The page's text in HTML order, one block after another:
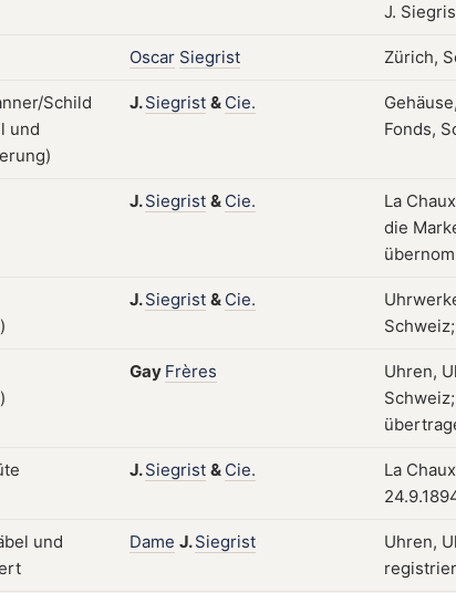
J.
Oscar Siegrist Zürich,
J.Siegrist & Cie.
Fonds,
J.Siegrist & Cie.
La
die
J.Siegrist & Cie.
Gay Frères
Uhren,
J.Siegrist & Cie.
La
Dame J.Siegrist
Uhren,